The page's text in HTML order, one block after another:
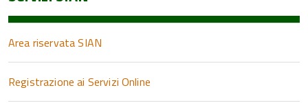
Area riservata SIAN
Registrazione ai Servizi Online